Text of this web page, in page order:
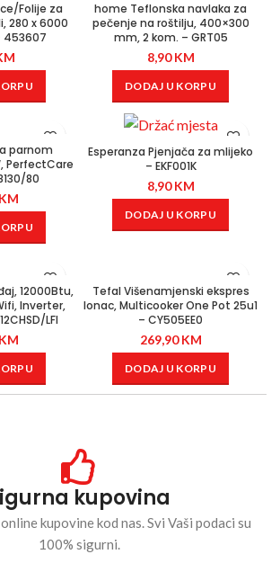
Folije za
280 x 6000
453607
home Teflonska navlaka za
pečenje na roštilju, 400×300
mm, 2 kom. – GRT05
8,90KM
DODAJ U KORPU
parnom
PerfectCare
80
KM
Esperanza Pjenjača za mlijeko
– EKF001K
8,90KM
DODAJ U KORPU
12000Btu,
Inverter,
LFI
KM
Tefal Višenamjenski ekspres
lonac, Multicooker One Pot 25u1
– CY505EE0
269,90KM
DODAJ U KORPU
kupovina
kupovine kod nas. Svi Vaši podaci su
100% sigurni.